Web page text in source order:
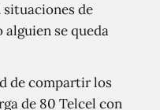
de
alguien se queda
de compartir los
de 80 Telcel con